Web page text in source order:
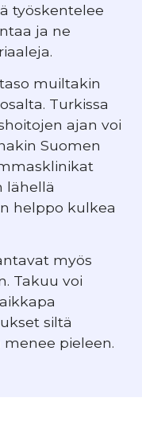
työskentelee
ja ne
muiltakin
Turkissa
ajan voi
Suomen
lähellä
helppo kulkea
myös
Takuu voi
siltä
pieleen.